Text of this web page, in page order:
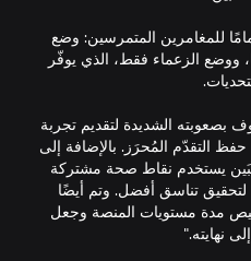
للمغامرين المتمرسين: وضع
ووضع الزعماء فقط، الذي يوفّر
بصعوبته الشديدة لتقديم تجربة
حفظ التقدّم المُحرَز. بالإضافة إلى
يستخدم نقاط صحة مشتركة
تناسق أفضل. وتم أيضًا
مدة مستويات المنصة وجعل